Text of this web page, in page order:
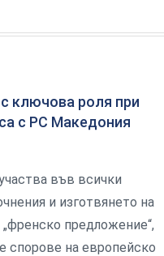
ключова роля при
с РС Македония
във всички
и изготвянето на
„френско предложение“,
спорове на европейско